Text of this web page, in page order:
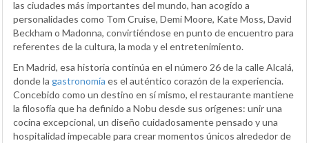
las ciudades más importantes del mundo, han acogido a
personalidades como Tom Cruise, Demi Moore, Kate Moss, David
Beckham o Madonna, convirtiéndose en punto de encuentro para
referentes de la cultura, la moda y el entretenimiento.
En Madrid, esa historia continúa en el número 26 de la calle Alcalá,
donde la gastronomía es el auténtico corazón de la experiencia.
Concebido como un destino en sí mismo, el restaurante mantiene
la filosofía que ha definido a Nobu desde sus orígenes: unir una
cocina excepcional, un diseño cuidadosamente pensado y una
hospitalidad impecable para crear momentos únicos alrededor de